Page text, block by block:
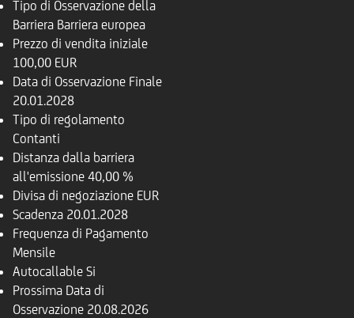
Tipo di Osservazione della
Barriera Barriera europea
Prezzo di vendita iniziale
100,00 EUR
Data di Osservazione Finale
20.01.2028
Tipo di regolamento
Contanti
Distanza dalla barriera
all'emissione 40,00 %
Divisa di negoziazione EUR
Scadenza 20.01.2028
Frequenza di Pagamento
Mensile
Autocallable Si
Prossima Data di
Osservazione 20.08.2026